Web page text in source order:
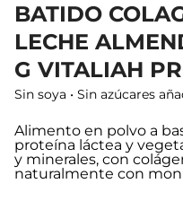
BATIDO
LECHE
G VITALIAH
Sin soya • Sin azúcares
Alimento en polvo a
proteína láctea y
y minerales, con
naturalmente con